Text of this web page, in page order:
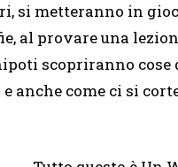
si metteranno in
al provare una
scopriranno cose
come ci si